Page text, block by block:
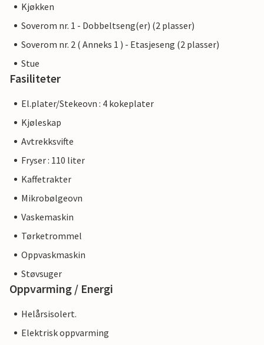
Kjøkken
Soverom nr. 1 - Dobbeltseng(er) (2 plasser)
Soverom nr. 2 ( Anneks 1 ) - Etasjeseng (2 plasser)
Stue
Fasiliteter
El.plater/Stekeovn : 4 kokeplater
Kjøleskap
Avtrekksvifte
Fryser : 110 liter
Kaffetrakter
Mikrobølgeovn
Vaskemaskin
Tørketrommel
Oppvaskmaskin
Støvsuger
Oppvarming / Energi
Helårsisolert.
Elektrisk oppvarming